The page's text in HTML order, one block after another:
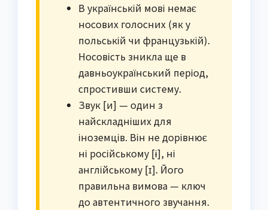
В українській мові немає
носових голосних (як у
польській чи французькій).
Носовість зникла ще в
давньоукраїнський період,
спростивши систему.
Звук [и] — один з
найскладніших для
іноземців. Він не дорівнює
ні російському [ɨ], ні
англійському [ɪ]. Його
правильна вимова — ключ
до автентичного звучання.